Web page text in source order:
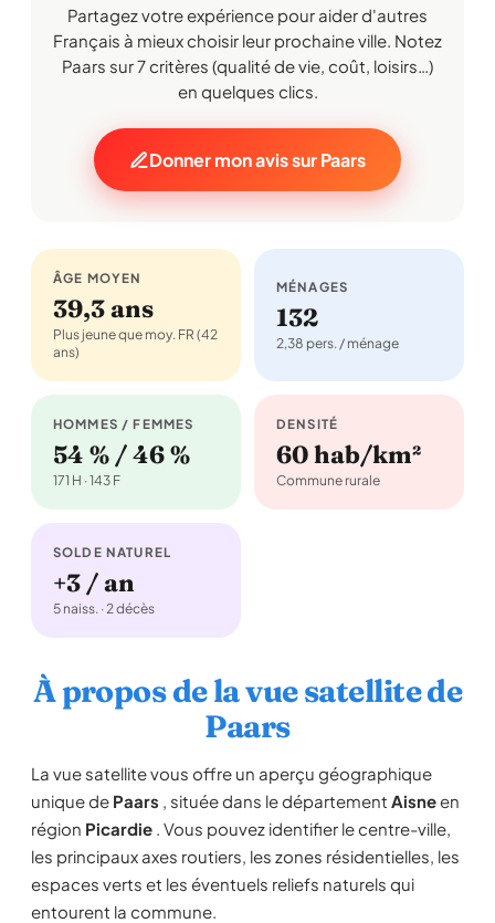
Partagez votre expérience pour aider d'autres
Français à mieux choisir leur prochaine ville. Notez
Paars sur 7 critères (qualité de vie, coût, loisirs…)
en quelques clics.
Donner mon avis sur Paars
ÂGE MOYEN
39,3 ans
Plus jeune que moy. FR (42
ans)
MÉNAGES
132
2,38 pers. / ménage
HOMMES / FEMMES
54 % / 46 %
171 H · 143 F
DENSITÉ
60 hab/km²
Commune rurale
SOLDE NATUREL
+3 / an
5 naiss. · 2 décès
À propos de la vue satellite de
Paars
La vue satellite vous offre un aperçu géographique
unique de Paars , située dans le département Aisneen
région Picardie . Vous pouvez identifier le centre-ville,
les principaux axes routiers, les zones résidentielles, les
espaces verts et les éventuels reliefs naturels qui
entourent la commune.